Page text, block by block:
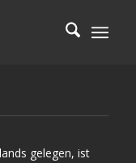
gelegen, ist